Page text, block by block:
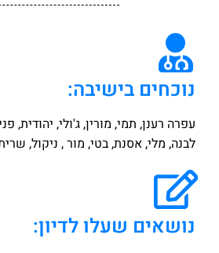
נוכחים בישיבה:
עפרה רענן, תמי, מורין, ג'ולי, יהודית,
לבנה, מלי, אסנת, בטי, מור , ניקול,
נושאים שעלו לדיון: